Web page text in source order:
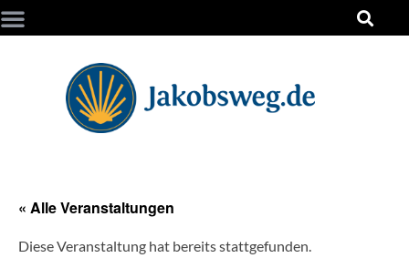
« Alle Veranstaltungen
Diese Veranstaltung hat bereits stattgefunden.